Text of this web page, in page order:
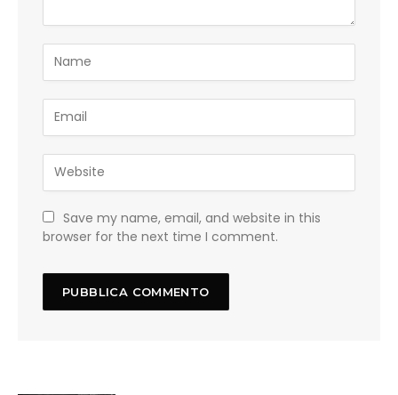
Save my name, email, and website in this
browser for the next time I comment.